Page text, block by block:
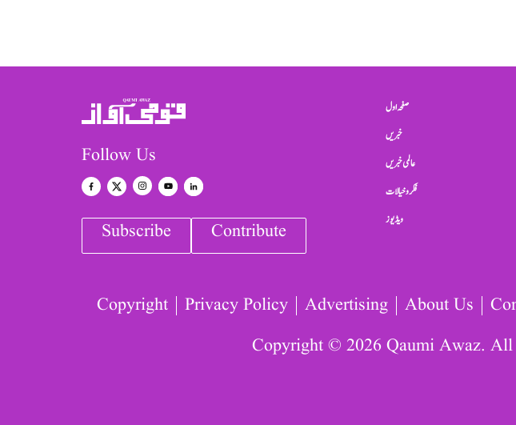
Follow Us
Subscribe Contribute
صفحہ اول
خبریں
عالمی خبریں
فکر و خیالات
ویڈیوز
Copyright Privacy Policy Advertising About Us
Copyright © 2026 Qaumi Awaz. All